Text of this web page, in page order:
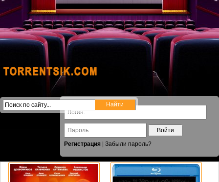
Войти
Регистрация
Забыли пароль?